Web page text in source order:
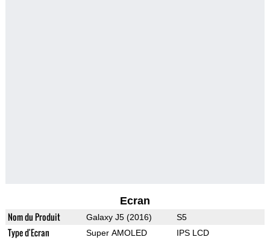
Ecran
Nom du Produit Galaxy J5 (2016) S5
Type d'Ecran Super AMOLED IPS LCD